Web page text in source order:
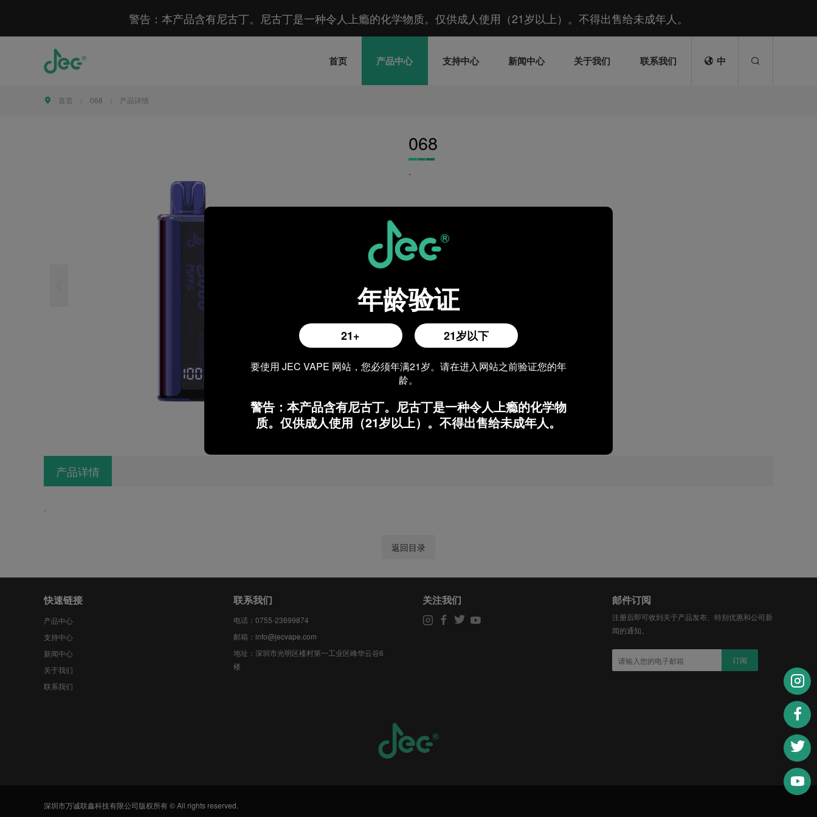
警告：本产品含有尼古丁。尼古丁是一种令人上瘾的化学物质。仅供成人使用（21岁以上）。不得出售给未成年人。
首页 产品中心 支持中心 新闻中心 关于我们 联系我们 中
首页 068 产品详情
068
.
产品详情
.
返回目录
快速链接
产品中心
支持中心
新闻中心
关于我们
联系我们
联系我们
电话：0755-23699874
邮箱： info@jecvape.com
地址：深圳市光明区楼村第一工业区峰华云谷6
楼
关注我们 邮件订阅
注册后即可收到关于产品发布、特别优惠和公司新
闻的通知。
订阅
深圳市万诚联鑫科技有限公司版权所有 © All rights reserved.
年龄验证
21+ 21岁以下
要使用 JEC VAPE 网站，您必须年满21岁。请在进入网站之前验证您的年
龄。
警告：本产品含有尼古丁。尼古丁是一种令人上瘾的化学物
质。仅供成人使用（21岁以上）。不得出售给未成年人。